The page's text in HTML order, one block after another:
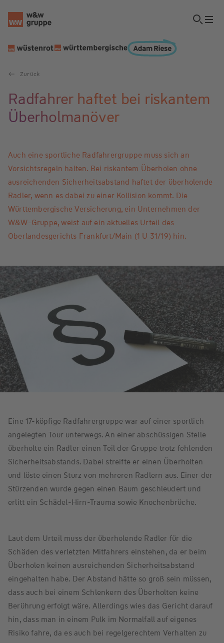
Zurück
Radfahrer haftet bei riskantem
Überholmanöver
Auch eine sportliche Radfahrergruppe muss sich an
Vorsichtsregeln halten. Bei riskantem Überholen ohne
ausreichenden Sicherheitsabstand haftet der überholende
Radler, wenn es dabei zu einer Kollision kommt. Die
Württembergische Versicherung, ein Unternehmen der
W&W-Gruppe, weist auf ein aktuelles Urteil des
Oberlandesgerichts Frankfurt/Main (1 U 31/19) hin.
Eine 17-köpfige Radfahrergruppe war auf einer sportlich
angelegten Tour unterwegs. An einer abschüssigen Stelle
überholte ein Radler einen Teil der Gruppe trotz fehlenden
Sicherheitsabstands. Dabei streifte er einen Überholten
und löste einen Sturz von mehreren Radlern aus. Einer der
Stürzenden wurde gegen einen Baum geschleudert und
erlitt ein Schädel-Hirn-Trauma sowie Knochenbrüche.
Laut dem Urteil muss der überholende Radler für die
Schäden des verletzten Mitfahrers einstehen, da er beim
Überholen keinen ausreichenden Sicherheitsabstand
eingehalten habe. Der Abstand hätte so groß sein müssen,
dass auch bei einem Schlenkern des Überholten keine
Berührung erfolgt wäre. Allerdings wies das Gericht darauf
hin, dass man in einem Pulk im Normalfall auf eigenes
Risiko fahre, da es auch bei regelgerechtem Verhalten zu